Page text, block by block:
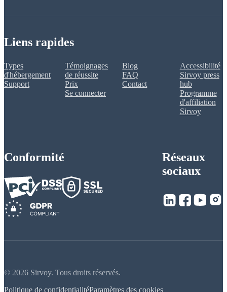
Liens rapides
Types
d'hébergement
Support
Témoignages
de réussite
Prix
Se connecter
Blog
FAQ
Contact
Accessibilité
Sirvoy press
hub
Programme
d'affiliation
Sirvoy
Conformité
Réseaux
sociaux
© 2026 Sirvoy. Tous droits réservés.
Politique de confidentialitéParamètres des cookies